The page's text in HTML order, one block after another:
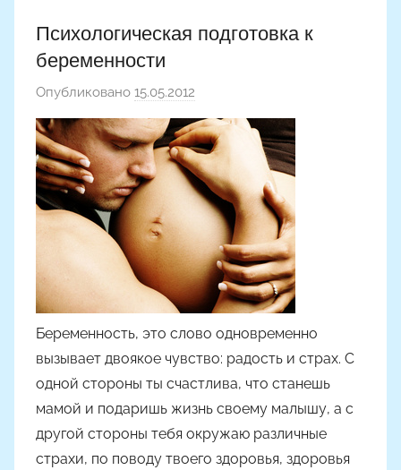
Психологическая подготовка к
беременности
Опубликовано 15.05.2012
в
т
о
р
о
м
Н
а
с
д
ю
к
Беременность, это слово одновременно
вызывает двоякое чувство: радость и страх. С
одной стороны ты счастлива, что станешь
мамой и подаришь жизнь своему малышу, а с
другой стороны тебя окружаю различные
страхи, по поводу твоего здоровья, здоровья